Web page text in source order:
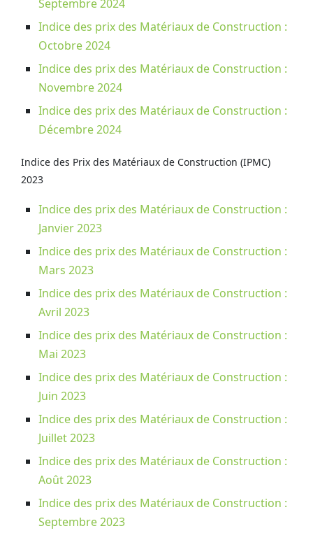
Septembre 2024
Indice des prix des Matériaux de Construction :
Octobre 2024
Indice des prix des Matériaux de Construction :
Novembre 2024
Indice des prix des Matériaux de Construction :
Décembre 2024
Indice des Prix des Matériaux de Construction (IPMC)
2023
Indice des prix des Matériaux de Construction :
Janvier 2023
Indice des prix des Matériaux de Construction :
Mars 2023
Indice des prix des Matériaux de Construction :
Avril 2023
Indice des prix des Matériaux de Construction :
Mai 2023
Indice des prix des Matériaux de Construction :
Juin 2023
Indice des prix des Matériaux de Construction :
Juillet 2023
Indice des prix des Matériaux de Construction :
Août 2023
Indice des prix des Matériaux de Construction :
Septembre 2023